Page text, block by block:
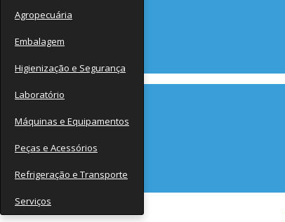
Agropecuária
Embalagem
Higienização e Segurança
Laboratório
Máquinas e Equipamentos
Peças e Acessórios
Refrigeração e Transporte
Serviços
Notícias